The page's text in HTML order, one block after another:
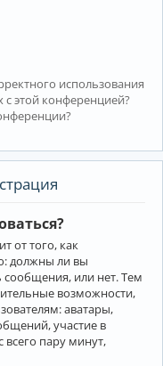
использования
этой конференцией?
от того, как
должны ли вы
сообщения, или нет. Тем
возможности,
аватары,
участие в
всего пару минут,